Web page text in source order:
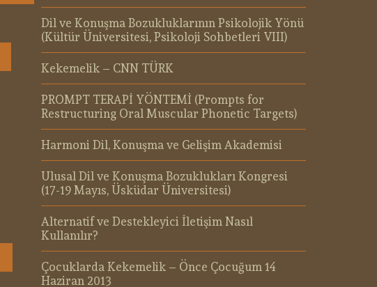
Dil ve Konuşma Bozukluklarının Psikolojik Yönü
(Kültür Üniversitesi, Psikoloji Sohbetleri VIII)
Kekemelik – CNN TÜRK
PROMPT TERAPİ YÖNTEMİ (Prompts for
Restructuring Oral Muscular Phonetic Targets)
Harmoni Dil, Konuşma ve Gelişim Akademisi
Ulusal Dil ve Konuşma Bozuklukları Kongresi
(17-19 Mayıs, Üsküdar Üniversitesi)
Alternatif ve Destekleyici İletişim Nasıl
Kullanılır?
Çocuklarda Kekemelik – Önce Çocuğum 14
Haziran 2013